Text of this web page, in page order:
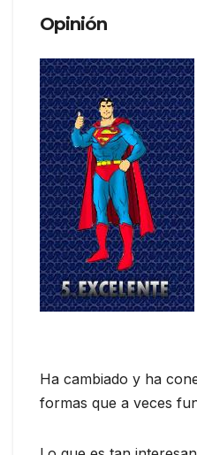
Opinión
Ha cambiado y ha
formas que a veces